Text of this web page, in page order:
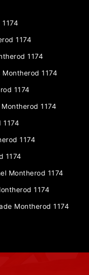
1174
1174
1174
1174
1174
1174
1174
1174
Montherod 1174
1174
Montherod 1174